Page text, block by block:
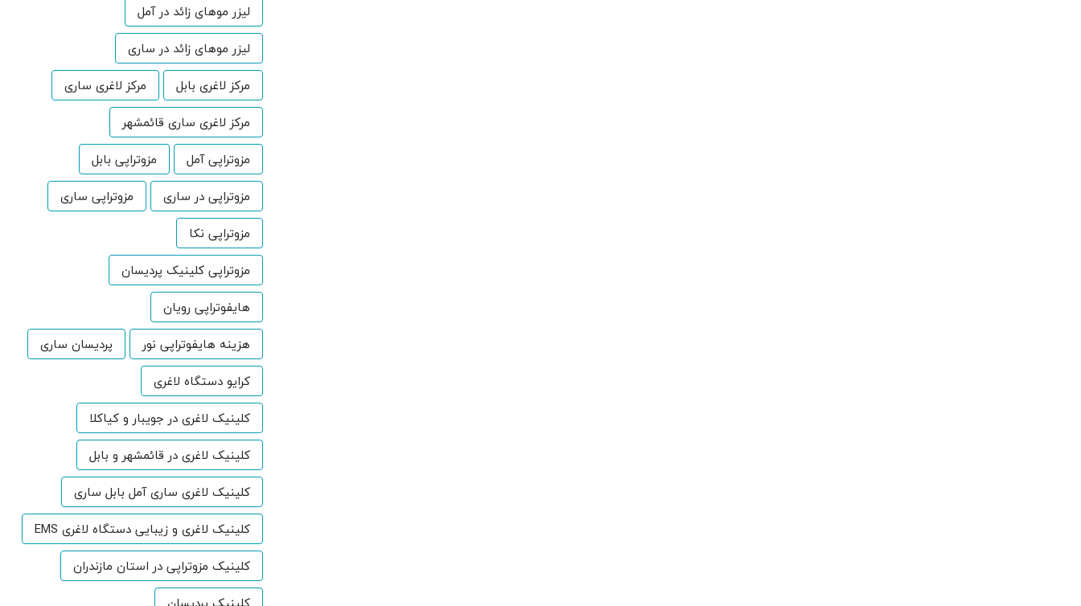
لیزر موهای زائد در آمل
لیزر موهای زائد در ساری
مرکز لاغری بابل
مرکز لاغری ساری
مرکز لاغری ساری قائمشهر
مزوتراپی آمل
مزوتراپی بابل
مزوتراپی در ساری
مزوتراپی ساری
مزوتراپی نکا
مزوتراپی کلینیک پردیسان
هایفوتراپی رویان
هزینه هایفوتراپی نور
پردیسان ساری
کرایو دستگاه لاغری
کلینیک لاغری در جویبار و کیاکلا
کلینیک لاغری در قائمشهر و بابل
کلینیک لاغری ساری آمل بابل ساری
کلینیک لاغری و زیبایی دستگاه لاغری EMS
کلینیک مزوتراپی در استان مازندران